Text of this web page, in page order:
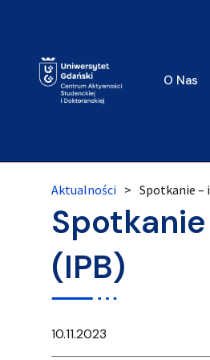
O Nas
Aktualności > Spotkanie –
(IPB)
10.11.2023